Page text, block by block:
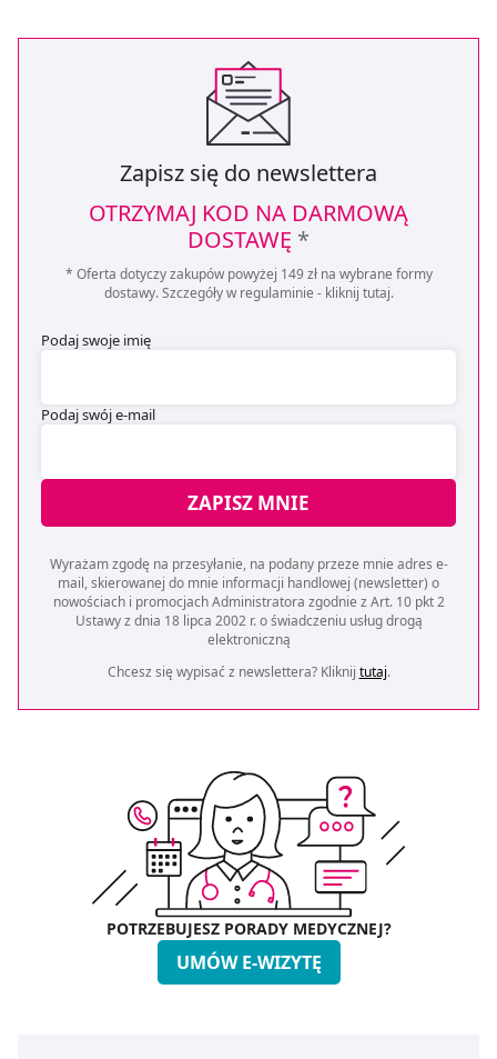
Zapisz się do newslettera
OTRZYMAJ KOD NA DARMOWĄ
DOSTAWĘ *
* Oferta dotyczy zakupów powyżej 149 zł na wybrane formy
dostawy. Szczegóły w regulaminie - kliknij tutaj.
Podaj swoje imię
Podaj swój e-mail
ZAPISZ MNIE
Wyrażam zgodę na przesyłanie, na podany przeze mnie adres e-
mail, skierowanej do mnie informacji handlowej (newsletter) o
nowościach i promocjach Administratora zgodnie z Art. 10 pkt 2
Ustawy z dnia 18 lipca 2002 r. o świadczeniu usług drogą
elektroniczną
Chcesz się wypisać z newslettera? Kliknij tutaj.
POTRZEBUJESZ PORADY MEDYCZNEJ?
UMÓW E-WIZYTĘ